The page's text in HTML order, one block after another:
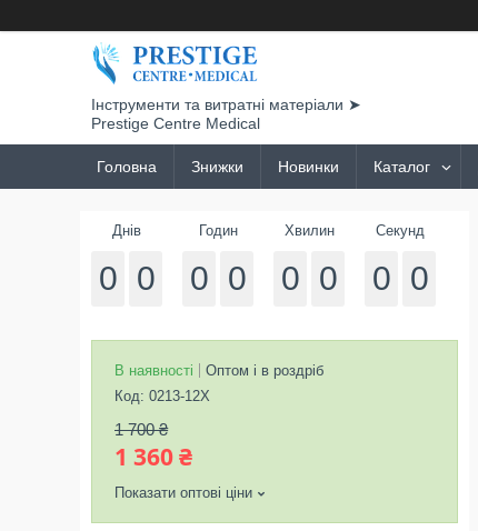
Інструменти та витратні матеріали ➤
Prestige Centre Medical
Головна Знижки Новинки Каталог
Днів
0 0
Годин
0 0
Хвилин
0 0
Секунд
0 0
В наявності
Оптом і в роздріб
Код: 0213-12Х
1 700 ₴
1 360 ₴
Показати оптові ціни